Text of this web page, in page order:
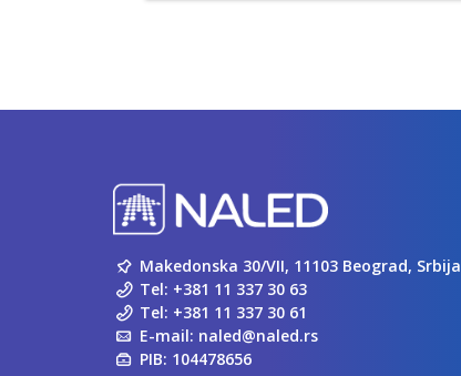
Makedonska 30/VII, 11103 Beograd, Srbija
Tel: +381 11 337 30 63
Tel: +381 11 337 30 61
E-mail: naled@naled.rs
PIB: 104478656